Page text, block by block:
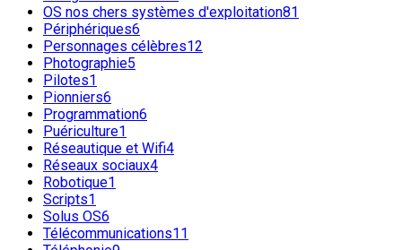
OS nos chers systèmes d'exploitation81
Périphériques6
Personnages célèbres12
Photographie5
Pilotes1
Pionniers6
Programmation6
Puériculture1
Réseautique et Wifi4
Réseaux sociaux4
Robotique1
Scripts1
Solus OS6
Télécommunications11